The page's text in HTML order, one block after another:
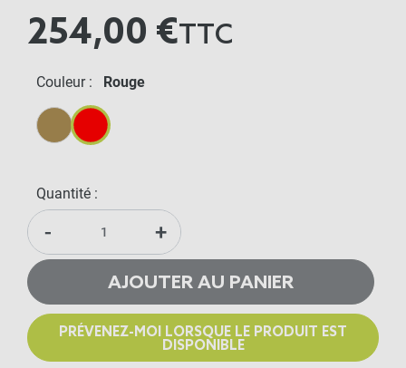
254,00 €TTC
Couleur : Rouge
Quantité :
- +
AJOUTER AU PANIER
PRÉVENEZ-MOI LORSQUE LE PRODUIT EST
DISPONIBLE